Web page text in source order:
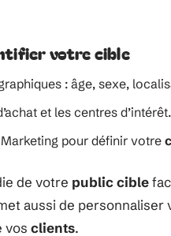
votre cible
: âge, sexe,
et les centres d’intérêt.
pour définir votre
de votre public cible
aussi de
vos clients.